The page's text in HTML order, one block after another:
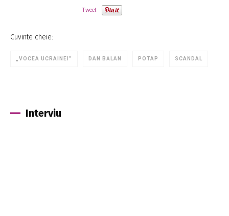
Tweet
Cuvinte cheie:
„VOCEA UCRAINEI” DAN BĂLAN POTAP SCANDAL
Interviu